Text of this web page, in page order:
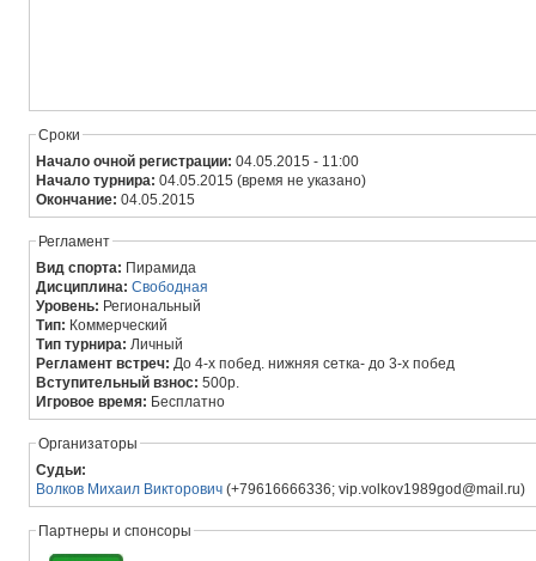
Сроки
Начало очной регистрации:04.05.2015 - 11:00
Начало турнира:04.05.2015 (время не указано)
Окончание:04.05.2015
Регламент
Вид спорта: Пирамида
Дисциплина:Свободная
Уровень: Региональный
Тип: Коммерческий
Тип турнира: Личный
Регламент встреч: До 4-х побед. нижняя сетка- до 3-х побед
Вступительный взнос:500р.
Игровое время: Бесплатно
Организаторы
Судьи:
Волков Михаил Викторович (+79616666336; vip.volkov1989god@mail.ru)
Партнеры и спонсоры